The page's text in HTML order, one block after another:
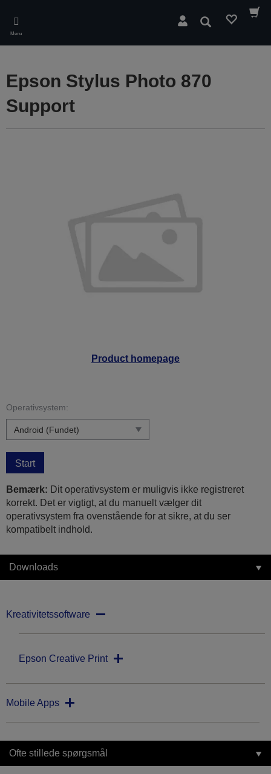
main
content
Menu
Søg
Product homepage
Epson Stylus Photo 870
Support
Operativsystem:
Start
Bemærk: Dit operativsystem er muligvis ikke registreret
korrekt. Det er vigtigt, at du manuelt vælger dit
operativsystem fra ovenstående for at sikre, at du ser
kompatibelt indhold.
Downloads
Kreativitetssoftware
Epson Creative Print
Mobile Apps
Ofte stillede spørgsmål